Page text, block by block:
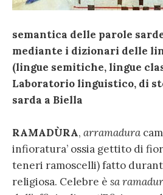
semantica delle parole
mediante i dizionari delle
(lingue semitiche, lingue
Laboratorio linguistico, di
sarda a Biella
RAMADÙRA, arramadura
infioratura’ ossia gettito di
teneri ramoscelli) fatto
religiosa. Celebre è sa